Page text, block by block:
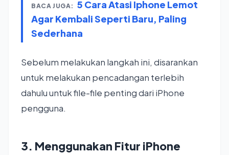
BACA JUGA: 5 Cara Atasi Iphone Lemot
Agar Kembali Seperti Baru, Paling
Sederhana
Sebelum melakukan langkah ini, disarankan
untuk melakukan pencadangan terlebih
dahulu untuk file-file penting dari iPhone
pengguna.
3. Menggunakan Fitur iPhone